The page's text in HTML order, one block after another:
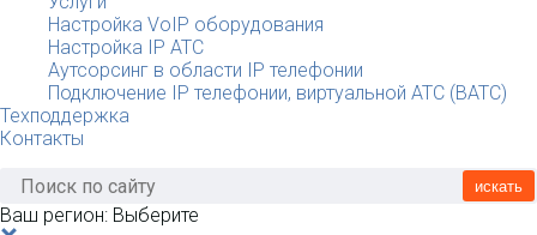
Настройка VoIP оборудования
Настройка IP АТС
Аутсорсинг в области IP телефонии
Подключение IP телефонии, виртуальной АТС (ВАТС)
Техподдержка
Контакты
искать
Ваш регион: Выберите